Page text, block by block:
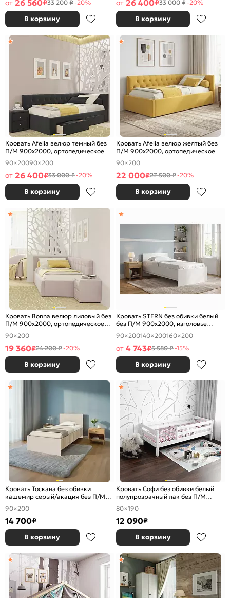
от 26 560₽33 200 ₽-20%
В корзину
от 26 400₽33 000 ₽-20%
В корзину
Кровать Afelia велюр темный без
П/М 900x2000, ортопедическое
основание, изголовье мягкое
90×20090×200
от 26 400₽33 000 ₽-20%
В корзину
Кровать Afelia велюр желтый без
П/М 900x2000, ортопедическое
основание, изголовье мягкое
90×200
22 000₽27 500 ₽-20%
В корзину
Кровать Bonna велюр лиловый без
П/М 900x2000, ортопедическое
основание, изголовье мягкое
90×200
19 360₽24 200 ₽-20%
В корзину
Кровать STERN без обивки белый
без П/М 900x2000, изголовье
жесткое
90×200140×200160×200
от 4 743₽5 580 ₽-15%
В корзину
Кровать Тоскана без обивки
кашемир серый/акация без П/М
900x2000, изголовье жесткое
90×200
14 700₽
В корзину
Кровать Софи без обивки белый
полупрозрачный лак без П/М
800x1900, ортопедическое
основание, изголовье жесткое
80×190
12 090₽
В корзину